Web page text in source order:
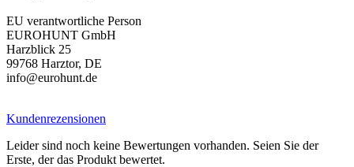
EU verantwortliche Person
EUROHUNT GmbH
Harzblick 25
99768 Harztor, DE
info@eurohunt.de
Kundenrezensionen
Leider sind noch keine Bewertungen vorhanden. Seien Sie der
Erste, der das Produkt bewertet.